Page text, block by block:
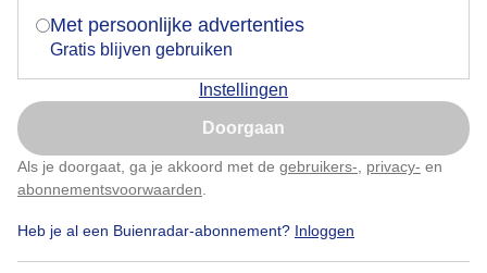
Met persoonlijke advertenties
Gratis blijven gebruiken
Instellingen
Doorgaan
Als je doorgaat, ga je akkoord met de gebruikers- privacy- en
abonnementsvoorwaarden
Heb je al een Buienradar-abonnement? Inloggen
Lente
Zomer
Over Buienradar
Nu niet, misschien later
Klik hierom dit aan te passen